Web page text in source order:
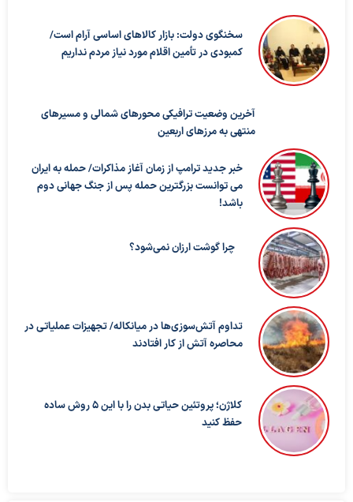
سخنگوی دولت: بازار کالاهای اساسی آرام است/
کمبودی در تأمین اقلام مورد نیاز مردم نداریم
آخرین وضعیت ترافیکی محورهای شمالی و مسیرهای
منتهی به مرزهای اربعین
خبر جدید ترامپ از زمان آغاز مذاکرات/ حمله به ایران
می توانست بزرگترین حمله پس از جنگ جهانی دوم
باشد!
چرا گوشت ارزان نمی‌شود؟
تداوم آتش‌سوزی‌ها در میانکاله/ تجهیزات عملیاتی در
محاصره آتش از کار افتادند
کلاژن؛ پروتئین حیاتی بدن را با این ۵ روش ساده
حفظ کنید